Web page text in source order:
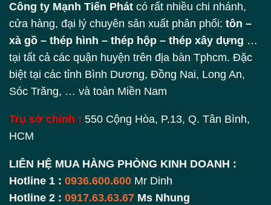
Công ty Mạnh Tiến Phát có rất nhiều chi nhánh,
cửa hàng, đại lý chuyên sản xuất phân phối: tôn –
xà gồ – thép hình – thép hộp – thép xây dựng …
tại tất cả các quận huyện trên địa bàn Tphcm. Đặc
biệt tại các tỉnh Bình Dương, Đồng Nai, Long An,
Sóc Trăng, … và toàn Miền Nam
Trụ sở chính : 550 Cộng Hòa, P.13, Q. Tân Bình,
HCM
LIÊN HỆ MUA HÀNG PHÒNG KINH DOANH :
Hotline 1 : 0936.600.600 Mr Dinh
Hotline 2 : 0917.63.63.67 Ms Nhung